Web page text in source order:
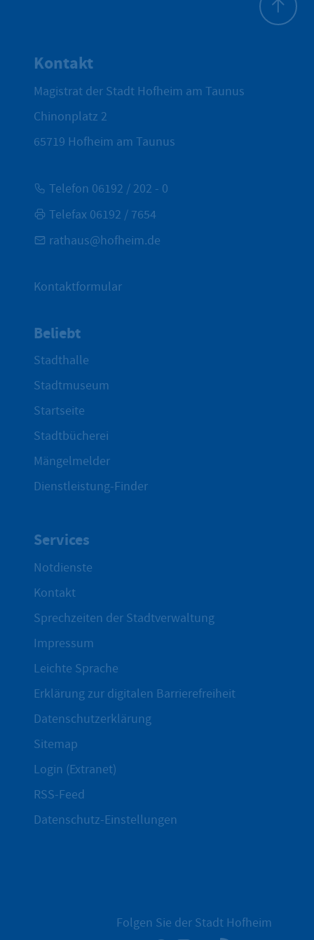
Kontakt
Magistrat der Stadt Hofheim am Taunus
Chinonplatz 2
65719 Hofheim am Taunus
Telefon 06192 / 202 - 0
Telefax 06192 / 7654
rathaus@hofheim.de
Kontaktformular
Beliebt
Stadthalle
Stadtmuseum
Startseite
Stadtbücherei
Mängelmelder
Dienstleistung-Finder
Services
Notdienste
Kontakt
Sprechzeiten der Stadtverwaltung
Impressum
Leichte Sprache
Erklärung zur digitalen Barrierefreiheit
Datenschutzerklärung
Sitemap
Login (Extranet)
RSS-Feed
Datenschutz-Einstellungen
Folgen Sie der Stadt Hofheim